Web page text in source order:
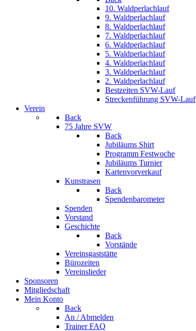
10. Waldperlachlauf
9. Waldperlachlauf
8. Waldperlachlauf
7. Waldperlachlauf
6. Waldperlachlauf
5. Waldperlachlauf
4. Waldperlachlauf
3. Waldperlachlauf
2. Waldperlachlauf
Bestzeiten SVW-Lauf
Streckenführung SVW-Lauf
Verein
Back
75 Jahre SVW
Back
Jubiläums Shirt
Programm Festwoche
Jubiläums Turnier
Kartenvorverkauf
Kunstrasen
Back
Spendenbarometer
Spenden
Vorstand
Geschichte
Back
Vorstände
Vereinsgaststätte
Bürozeiten
Vereinslieder
Sponsoren
Mitgliedschaft
Mein Konto
Back
An / Abmelden
Trainer FAQ